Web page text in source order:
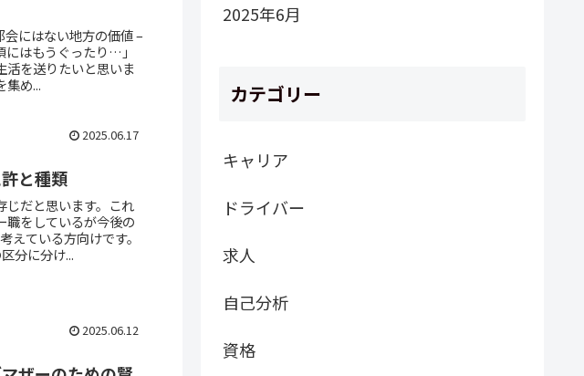
にはない地方の価値 –
にはもうぐったり…」
活を送りたいと思いま
集め...
2025.06.17
と種類
じだと思います。これ
職をしているが今後の
えている方向けです。
分に分け...
2025.06.12
2025年6月
カテゴリー
キャリア
ドライバー
求人
自己分析
資格